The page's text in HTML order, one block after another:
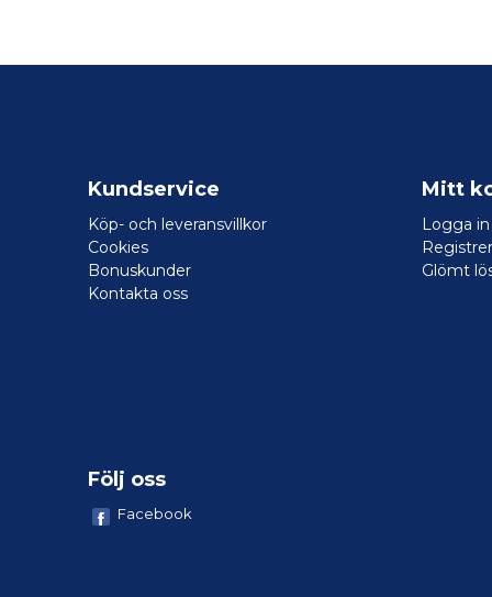
Kundservice
Köp- och leveransvillkor
Cookies
Bonuskunder
Kontakta oss
Mitt
Logga in
Glömt
Följ oss
Facebook